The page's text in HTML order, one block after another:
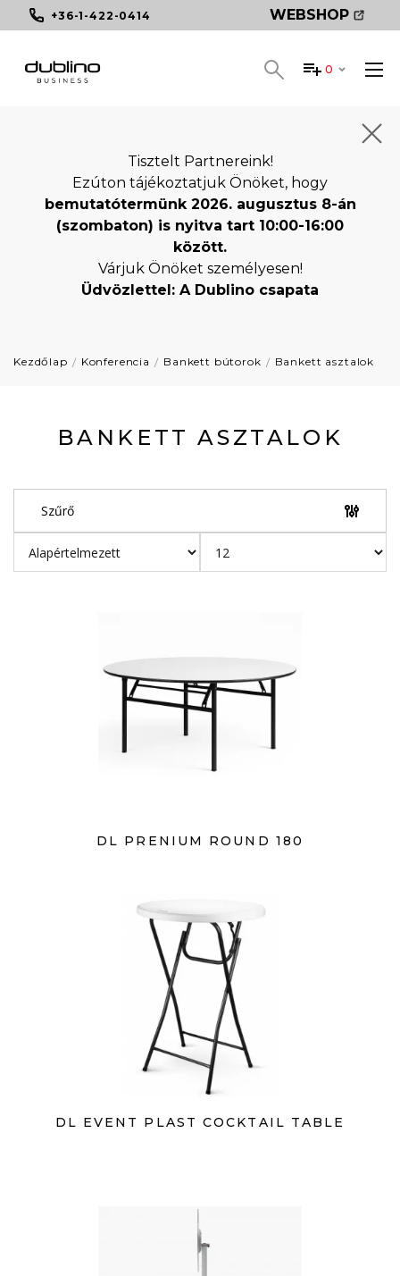
+36-1-422-0414 WEBSHOP
0
Tisztelt Partnereink!
Ezúton tájékoztatjuk Önöket, hogy
bemutatótermünk 2026. augusztus 8-án
(szombaton) is nyitva tart 10:00-16:00
között.
Várjuk Önöket személyesen!
Üdvözlettel: A Dublino csapata
Kezdőlap Konferencia Bankett bútorok Bankett asztalok
BANKETT ASZTALOK
Szűrő
DL PRENIUM ROUND 180
DL EVENT PLAST COCKTAIL TABLE